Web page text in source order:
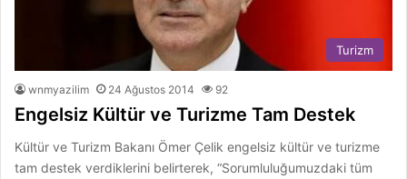
Turizm
wnmyazilim 24 Ağustos 2014 92
Engelsiz Kültür ve Turizme Tam Destek
Kültür ve Turizm Bakanı Ömer Çelik engelsiz kültür ve turizme
tam destek verdiklerini belirterek, “Sorumluluğumuzdaki tüm